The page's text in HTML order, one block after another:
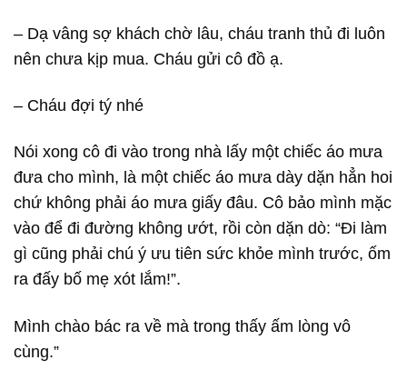
– Dạ vâng sợ khách chờ lâu, cháu tranh thủ đi luôn
nên chưa kịp mua. Cháu gửi cô đồ ạ.
– Cháu đợi tý nhé
Nói xong cô đi vào trong nhà lấy một chiếc áo mưa
đưa cho mình, là một chiếc áo mưa dày dặn hẳn hoi
chứ không phải áo mưa giấy đâu. Cô bảo mình mặc
vào để đi đường không ướt, rồi còn dặn dò: “Đi làm
gì cũng phải chú ý ưu tiên sức khỏe mình trước, ốm
ra đấy bố mẹ xót lắm!”.
Mình chào bác ra về mà trong thấy ấm lòng vô
cùng.”